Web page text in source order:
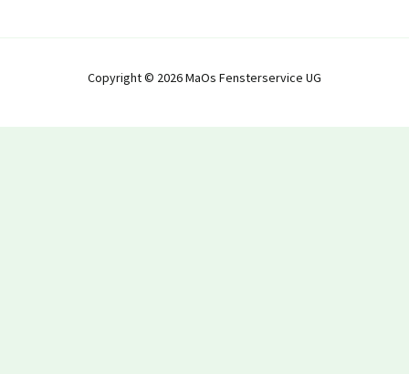
Copyright © 2026 MaOs Fensterservice UG